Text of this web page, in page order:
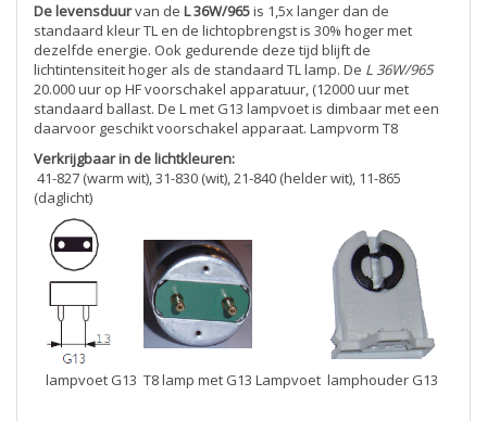
De levensduurvan de L 36W/965is 1,5x langer dan de
standaard kleur TL en de lichtopbrengst is 30% hoger met
dezelfde energie. Ook gedurende deze tijd blijft de
lichtintensiteit hoger als de standaard TL lamp. De L 36W/965
20.000 uur op HF voorschakel apparatuur, (12000 uur met
standaard ballast. De L met G13 lampvoet is dimbaar met een
daarvoor geschikt voorschakel apparaat. Lampvorm T8
Verkrijgbaar in de lichtkleuren:
41-827 (warm wit), 31-830 (wit), 21-840 (helder wit), 11-865
(daglicht)
lampvoet G13 T8 lamp met G13 Lampvoet lamphouder G13